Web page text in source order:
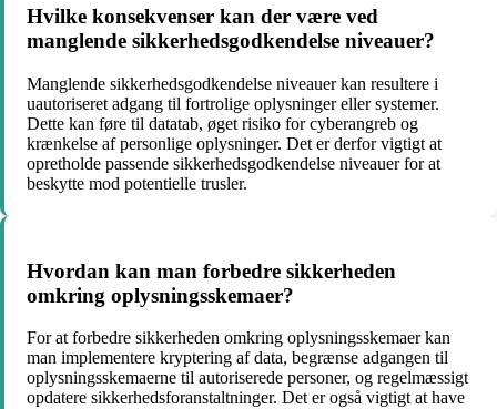
Hvilke konsekvenser kan der være ved
manglende sikkerhedsgodkendelse niveauer?
Manglende sikkerhedsgodkendelse niveauer kan resultere i
uautoriseret adgang til fortrolige oplysninger eller systemer.
Dette kan føre til datatab, øget risiko for cyberangreb og
krænkelse af personlige oplysninger. Det er derfor vigtigt at
opretholde passende sikkerhedsgodkendelse niveauer for at
beskytte mod potentielle trusler.
Hvordan kan man forbedre sikkerheden
omkring oplysningsskemaer?
For at forbedre sikkerheden omkring oplysningsskemaer kan
man implementere kryptering af data, begrænse adgangen til
oplysningsskemaerne til autoriserede personer, og regelmæssigt
opdatere sikkerhedsforanstaltninger. Det er også vigtigt at have